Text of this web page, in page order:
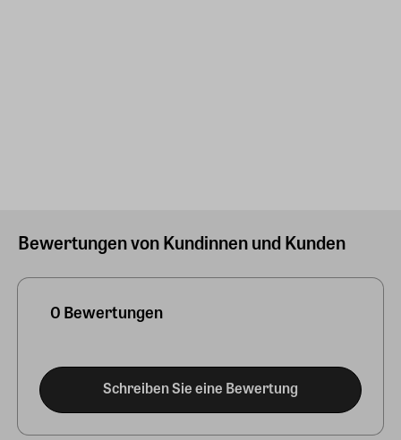
Bewertungen von Kundinnen und Kunden
0 Bewertungen
Schreiben Sie eine Bewertung